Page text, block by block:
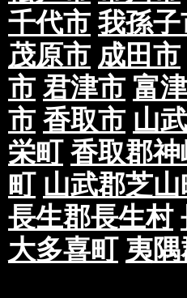
千代市 我孫子
茂原市 成田市
市 君津市 富
市 香取市 山
栄町 香取郡
町 山武郡芝山
長生郡長生村
大多喜町 夷